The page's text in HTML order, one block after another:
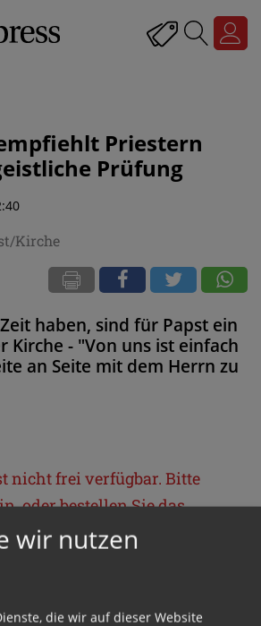
Priestern
Prüfung
Kirche
haben, sind für Papst ein
Kirche - "Von uns ist einfach
an Seite mit dem Herrn zu
nicht frei verfügbar. Bitte
oder bestellen Sie das
.
wir nutzen
die wir auf dieser Website